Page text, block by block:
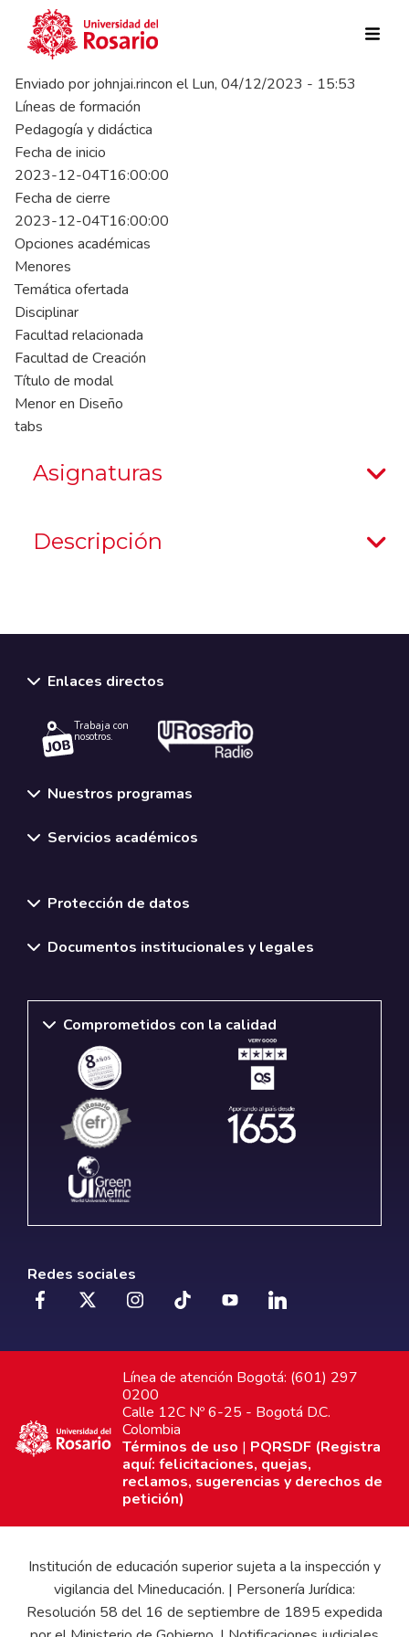
Pasar al contenido principal
Enviado por johnjai.rincon elLun, 04/12/2023 - 15:53
Líneas de formación
Pedagogía y didáctica
Fecha de inicio
2023-12-04T16:00:00
Fecha de cierre
2023-12-04T16:00:00
Opciones académicas
Menores
Temática ofertada
Disciplinar
Facultad relacionada
Facultad de Creación
Título de modal
Menor en Diseño
tabs
Asignaturas
Descripción
Enlaces directos
Trabaja con
nosotros.
Nuestros programas
Servicios académicos
Protección de datos
Documentos institucionales y legales
Comprometidos con la calidad
Redes sociales
Línea de atención Bogotá: (601) 297
0200
Calle 12C Nº 6-25 - Bogotá D.C.
Colombia
Términos de uso | PQRSDF (Registra
aquí: felicitaciones, quejas,
reclamos, sugerencias y derechos de
petición)
Institución de educación superior sujeta a la inspección y
vigilancia del Mineducación. | Personería Jurídica:
Resolución 58 del 16 de septiembre de 1895 expedida